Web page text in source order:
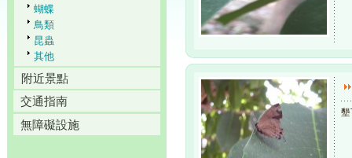
蝴蝶
鳥類
昆蟲
其他
附近景點
交通指南
無障礙設施